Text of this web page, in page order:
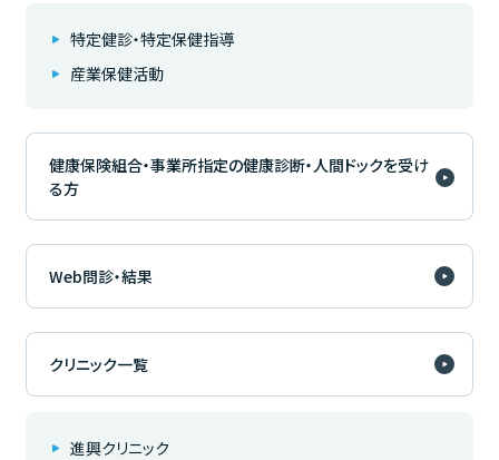
特定健診・特定保健指導
産業保健活動
健康保険組合・事業所指定の健康診断・人間ドックを受け
る方
Web問診・結果
クリニック一覧
進興クリニック